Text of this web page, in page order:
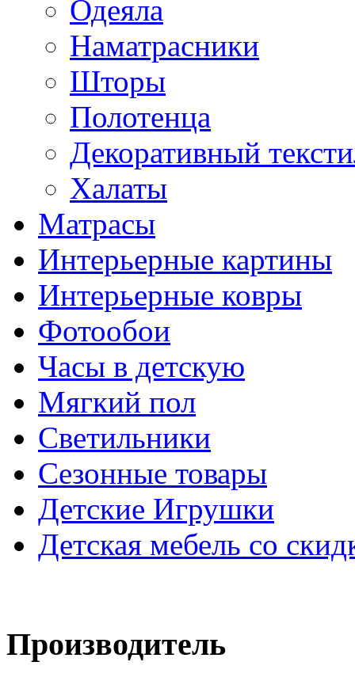
Одеяла
Наматрасники
Шторы
Полотенца
Декоративный
Халаты
Матрасы
Интерьерные картины
Интерьерные ковры
Фотообои
Часы в детскую
Мягкий пол
Светильники
Сезонные товары
Детские Игрушки
Детская мебель со
Производитель